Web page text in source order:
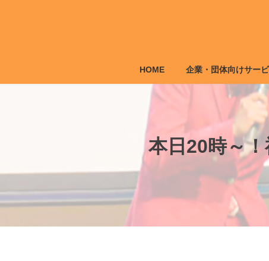
HOME 企業・団体向けサー
本日20時～